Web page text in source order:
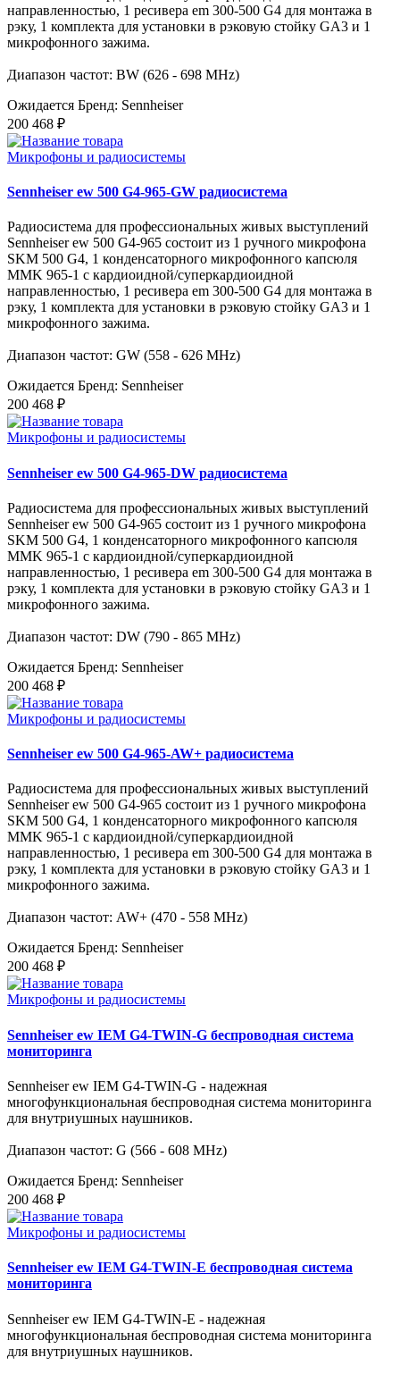
направленностью, 1 ресивера em 300-500 G4 для монтажа в
рэку, 1 комплекта для установки в рэковую стойку GA3 и 1
микрофонного зажима.
Диапазон частот: BW (626 - 698 MHz)
Ожидается Бренд: Sennheiser
200 468 ₽
Микрофоны и радиосистемы
Sennheiser ew 500 G4-965-GW радиосистема
Радиосистема для профессиональных живых выступлений
Sennheiser ew 500 G4-965 состоит из 1 ручного микрофона
SKM 500 G4, 1 конденсаторного микрофонного капсюля
MMK 965-1 с кардиоидной/суперкардиоидной
направленностью, 1 ресивера em 300-500 G4 для монтажа в
рэку, 1 комплекта для установки в рэковую стойку GA3 и 1
микрофонного зажима.
Диапазон частот: GW (558 - 626 MHz)
Ожидается Бренд: Sennheiser
200 468 ₽
Микрофоны и радиосистемы
Sennheiser ew 500 G4-965-DW радиосистема
Радиосистема для профессиональных живых выступлений
Sennheiser ew 500 G4-965 состоит из 1 ручного микрофона
SKM 500 G4, 1 конденсаторного микрофонного капсюля
MMK 965-1 с кардиоидной/суперкардиоидной
направленностью, 1 ресивера em 300-500 G4 для монтажа в
рэку, 1 комплекта для установки в рэковую стойку GA3 и 1
микрофонного зажима.
Диапазон частот: DW (790 - 865 MHz)
Ожидается Бренд: Sennheiser
200 468 ₽
Микрофоны и радиосистемы
Sennheiser ew 500 G4-965-AW+ радиосистема
Радиосистема для профессиональных живых выступлений
Sennheiser ew 500 G4-965 состоит из 1 ручного микрофона
SKM 500 G4, 1 конденсаторного микрофонного капсюля
MMK 965-1 с кардиоидной/суперкардиоидной
направленностью, 1 ресивера em 300-500 G4 для монтажа в
рэку, 1 комплекта для установки в рэковую стойку GA3 и 1
микрофонного зажима.
Диапазон частот: AW+ (470 - 558 MHz)
Ожидается Бренд: Sennheiser
200 468 ₽
Микрофоны и радиосистемы
Sennheiser ew IEM G4-TWIN-G беспроводная система
мониторинга
Sennheiser ew IEM G4-TWIN-G - надежная
многофункциональная беспроводная система мониторинга
для внутриушных наушников.
Диапазон частот: G (566 - 608 MHz)
Ожидается Бренд: Sennheiser
200 468 ₽
Микрофоны и радиосистемы
Sennheiser ew IEM G4-TWIN-E беспроводная система
мониторинга
Sennheiser ew IEM G4-TWIN-E - надежная
многофункциональная беспроводная система мониторинга
для внутриушных наушников.